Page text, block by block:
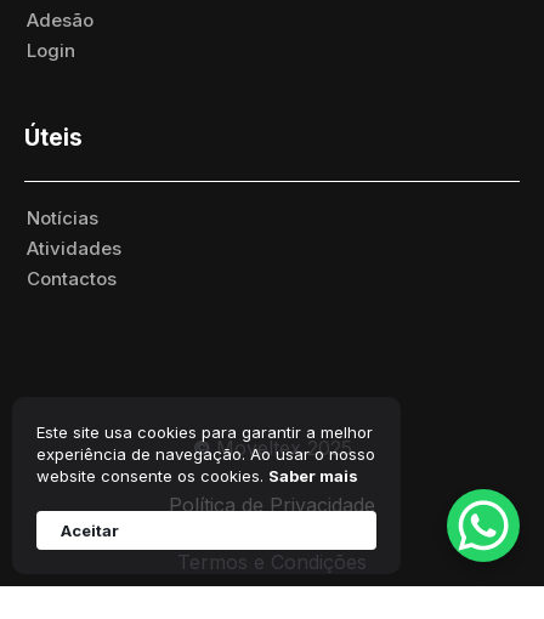
Adesão
Login
Úteis
Notícias
Atividades
Contactos
©Moveltex 2025
Política de Privacidade
Termos e Condições
Este site usa cookies para garantir a melhor
experiência de navegação. Ao usar o nosso
website consente os cookies. Saber mais
Aceitar